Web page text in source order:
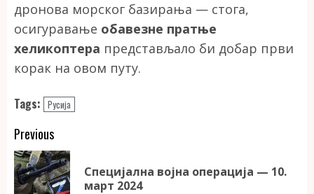
дронова морског базирања — стога,
осигуравање обавезне пратње
хеликоптера представљало би добар први
корак на овом путу.
Tags: Русија
Continue
Reading
Previous
Специјална војна операција — 10.
март 2024